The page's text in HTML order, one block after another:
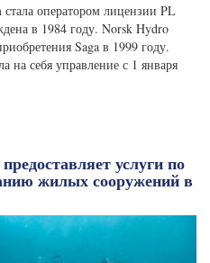
оператором лицензии PL
в 1984 году. Norsk Hydro
Saga в 1999 году.
на себя управление с 1 января
услуги по
жилых сооружений в